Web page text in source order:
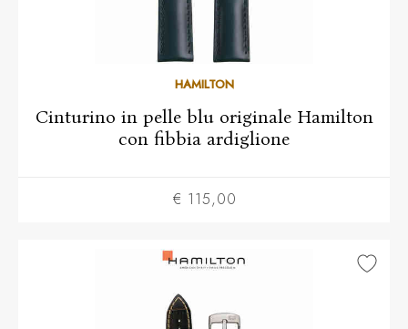
HAMILTON
Cinturino in pelle blu originale Hamilton
con fibbia ardiglione
€ 115,00